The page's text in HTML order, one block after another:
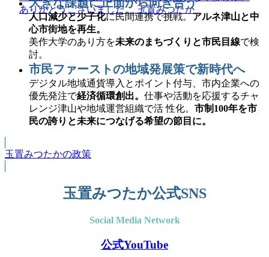
人口減少と少子化に民間連携で挑戦。アルネ津山と中
心市街地を再生。
美作大学のあり方を未来のまちづくりと市民目線で検
討。
市民ファーストの地域発展策で新時代へ
デジタル地域通貨導入とポイント付与、市内企業への
優先発注で経済循環創出。 仕事や活動を応援するチャ
レンジ津山や地域運営組織で活 性化。 市制100年を市
民の誇りと未来につなげる希望の節目に。
玉置みつたかの政策
玉置みつたか公式SNS
Social Media Network
公式YouTube